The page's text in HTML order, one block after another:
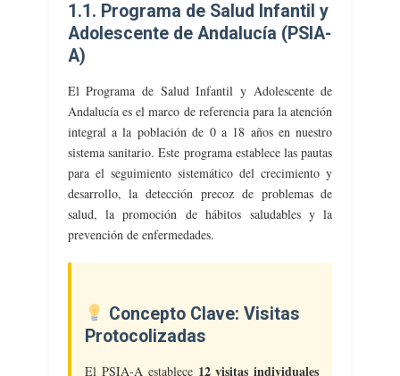
1.1. Programa de Salud Infantil y
Adolescente de Andalucía (PSIA-
A)
El Programa de Salud Infantil y Adolescente de
Andalucía es el marco de referencia para la atención
integral a la población de 0 a 18 años en nuestro
sistema sanitario. Este programa establece las pautas
para el seguimiento sistemático del crecimiento y
desarrollo, la detección precoz de problemas de
salud, la promoción de hábitos saludables y la
prevención de enfermedades.
Concepto Clave: Visitas
Protocolizadas
El PSIA-A establece 12 visitas individuales